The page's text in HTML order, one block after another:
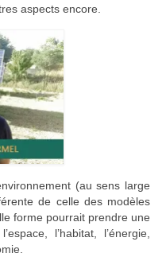
aspects encore.
(au sens large
de celle des modèles
forme pourrait prendre une
l’habitat, l’énergie,